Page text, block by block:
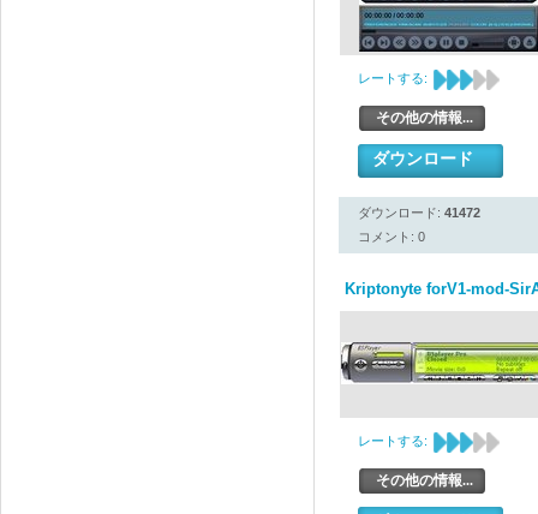
レートする:
その他の情報...
ダウンロード
ダウンロード: 41472
コメント: 0
Kriptonyte forV1-mod-
レートする:
その他の情報...